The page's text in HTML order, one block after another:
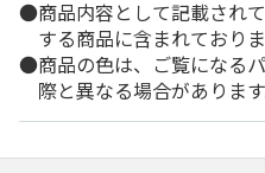
商品内容として記載され
する商品に含まれておりま
商品の色は、ご覧になる
際と異なる場合があります